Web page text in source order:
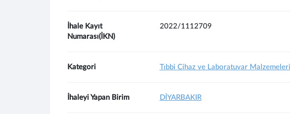
İhale Kayıt
Numarası(İKN)
2022/1112709
Kategori Tıbbi Cihaz ve Laboratuvar Malzemeleri
İhaleyi Yapan Birim DİYARBAKIR